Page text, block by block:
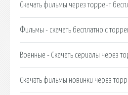
Скачать фильмы через торрент
Фильмы - скачать бесплатно с
Военные - Скачать сериалы через
Скачать фильмы новинки через